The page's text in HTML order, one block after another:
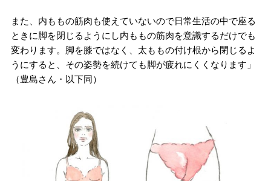
また、内ももの筋肉も使えていないので日常生活の中で座る
ときに脚を閉じるようにし内ももの筋肉を意識するだけでも
変わります。脚を膝ではなく、太ももの付け根から閉じるよ
うにすると、その姿勢を続けても脚が疲れにくくなります」
（豊島さん・以下同）